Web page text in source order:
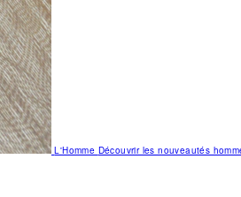
L'Homme Découvrir les nouveautés